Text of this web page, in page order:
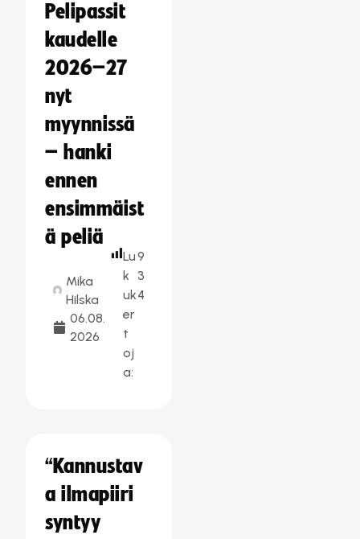
Pelipassit
kaudelle
2026–27
nyt
myynnissä
– hanki
ennen
ensimmäist
ä peliä
Mika
Hilska
06.08.
2026
Lu
k
uk
er
t
oj
a:
9
3
4
“Kannustav
a ilmapiiri
syntyy